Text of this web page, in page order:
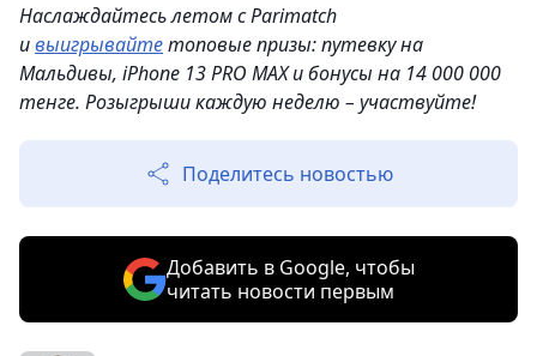
Наслаждайтесь летом с Parimatch
ивыигрывайтетоповые призы: путевку на
Мальдивы, iPhone 13 PRO MAX и бонусы на 14 000 000
тенге. Розыгрыши каждую неделю – участвуйте!
Поделитесь новостью
Добавить в Google, чтобы
читать новости первым